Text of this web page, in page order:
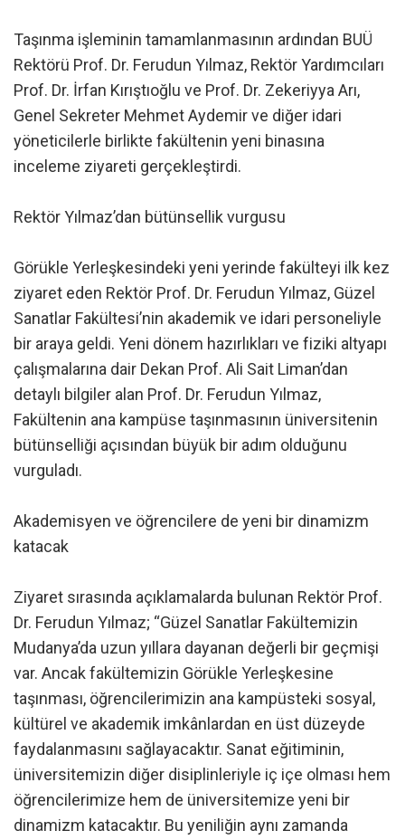
Taşınma işleminin tamamlanmasının ardından BUÜ
Rektörü Prof. Dr. Ferudun Yılmaz, Rektör Yardımcıları
Prof. Dr. İrfan Kırıştıoğlu ve Prof. Dr. Zekeriyya Arı,
Genel Sekreter Mehmet Aydemir ve diğer idari
yöneticilerle birlikte fakültenin yeni binasına
inceleme ziyareti gerçekleştirdi.
Rektör Yılmaz’dan bütünsellik vurgusu
Görükle Yerleşkesindeki yeni yerinde fakülteyi ilk kez
ziyaret eden Rektör Prof. Dr. Ferudun Yılmaz, Güzel
Sanatlar Fakültesi’nin akademik ve idari personeliyle
bir araya geldi. Yeni dönem hazırlıkları ve fiziki altyapı
çalışmalarına dair Dekan Prof. Ali Sait Liman’dan
detaylı bilgiler alan Prof. Dr. Ferudun Yılmaz,
Fakültenin ana kampüse taşınmasının üniversitenin
bütünselliği açısından büyük bir adım olduğunu
vurguladı.
Akademisyen ve öğrencilere de yeni bir dinamizm
katacak
Ziyaret sırasında açıklamalarda bulunan Rektör Prof.
Dr. Ferudun Yılmaz; “Güzel Sanatlar Fakültemizin
Mudanya’da uzun yıllara dayanan değerli bir geçmişi
var. Ancak fakültemizin Görükle Yerleşkesine
taşınması, öğrencilerimizin ana kampüsteki sosyal,
kültürel ve akademik imkânlardan en üst düzeyde
faydalanmasını sağlayacaktır. Sanat eğitiminin,
üniversitemizin diğer disiplinleriyle iç içe olması hem
öğrencilerimize hem de üniversitemize yeni bir
dinamizm katacaktır. Bu yeniliğin aynı zamanda